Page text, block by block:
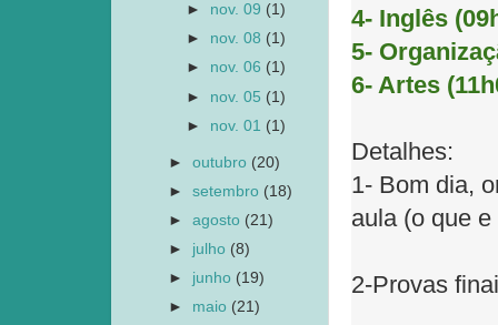
4- Inglês
5-
6- Artes
Detalhes:
1- Bom dia,
aula (o que
2-Provas
► nov. 09 (1)
► nov. 08 (1)
► nov. 06 (1)
► nov. 05 (1)
► nov. 01 (1)
►outubro (20)
►setembro (18)
►agosto (21)
► julho (8)
► junho (19)
► maio (21)